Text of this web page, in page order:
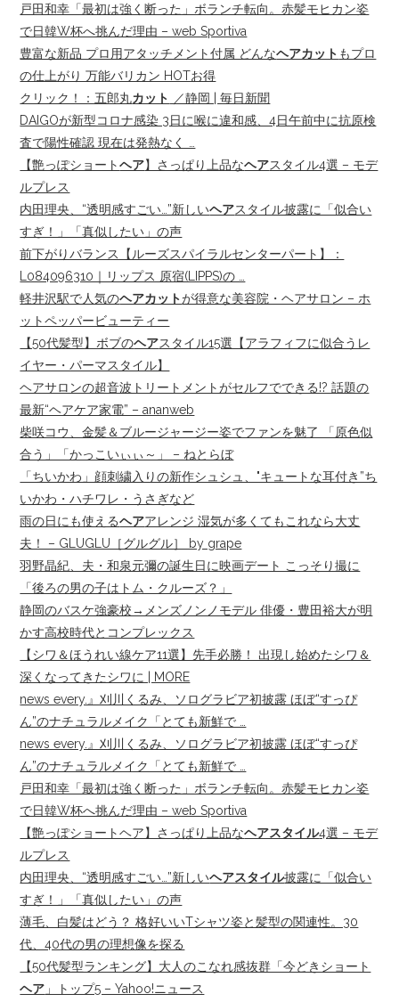
戸田和幸「最初は強く断った」ボランチ転向。赤髪モヒカン姿
で日韓W杯へ挑んだ理由 – web Sportiva
豊富な新品 プロ用アタッチメント付属 どんなヘアカット もプロ
の仕上がり 万能バリカン HOTお得
クリック！：五郎丸カット ／静岡 | 毎日新聞
DAIGOが新型コロナ感染 3日に喉に違和感、4日午前中に抗原検
査で陽性確認 現在は発熱なく …
【艶っぽショートヘア】さっぱり上品なヘアスタイル4選 – モデ
ルプレス
内田理央、“透明感すごい…”新しいヘアスタイル披露に「似合い
すぎ！」「真似したい」の声
前下がりバランス【ルーズスパイラルセンターパート】：
L084096310｜リップス 原宿(LIPPS)の …
軽井沢駅で人気のヘアカットが得意な美容院・ヘアサロン – ホ
ットペッパービューティー
【50代髪型】ボブのヘアスタイル15選【アラフィフに似合うレ
イヤー・パーマスタイル】
ヘアサロンの超音波トリートメントがセルフでできる!? 話題の
最新“ヘアケア家電” – ananweb
柴咲コウ、金髪＆ブルージャージー姿でファンを魅了 「原色似
合う」「かっこいぃぃ～」 – ねとらぼ
「ちいかわ」顔刺繍入りの新作シュシュ、"キュートな耳付き”ち
いかわ・ハチワレ・うさぎなど
雨の日にも使えるヘアアレンジ 湿気が多くてもこれなら大丈
夫！ – GLUGLU［グルグル］ by grape
羽野晶紀、夫・和泉元彌の誕生日に映画デート こっそり撮に
「後ろの男の子はトム・クルーズ？」
静岡のバスケ強豪校→メンズノンノモデル 俳優・豊田裕大が明
かす高校時代とコンプレックス
【シワ＆ほうれい線ケア11選】先手必勝！ 出現し始めたシワ＆
深くなってきたシワに | MORE
news every.』刈川くるみ、ソログラビア初披露 ほぼ“すっぴ
ん”のナチュラルメイク「とても新鮮で …
news every.』刈川くるみ、ソログラビア初披露 ほぼ“すっぴ
ん”のナチュラルメイク「とても新鮮で …
戸田和幸「最初は強く断った」ボランチ転向。赤髪モヒカン姿
で日韓W杯へ挑んだ理由 – web Sportiva
【艶っぽショートヘア】さっぱり上品なヘアスタイル4選 – モデ
ルプレス
内田理央、“透明感すごい…”新しいヘアスタイル披露に「似合い
すぎ！」「真似したい」の声
薄毛、白髪はどう？ 格好いいTシャツ姿と髪型の関連性。30
代、40代の男の理想像を探る
【50代髪型ランキング】大人のこなれ感抜群「今どきショート
ヘア 」トップ5 – Yahoo!ニュース